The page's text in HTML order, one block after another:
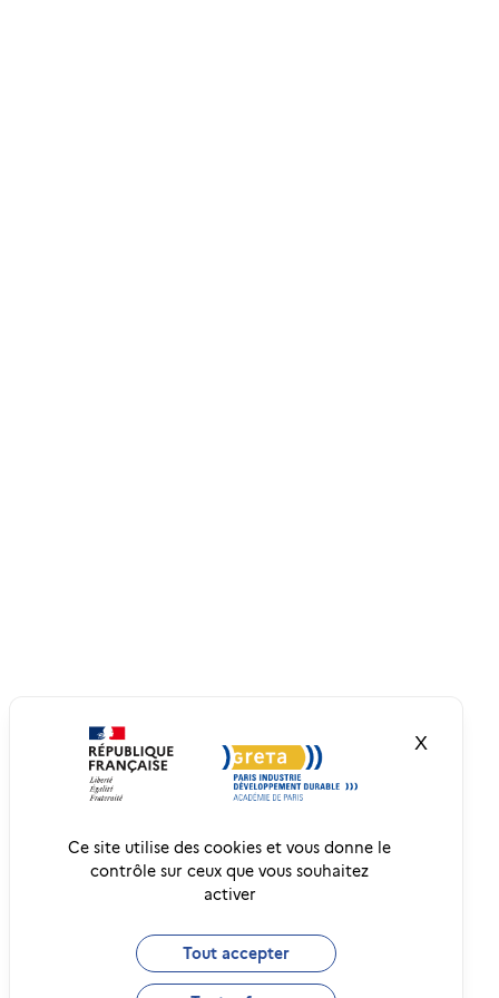
Ce site utilise des cookies et vous donne le
contrôle sur ceux que vous souhaitez
activer
Tout accepter
X